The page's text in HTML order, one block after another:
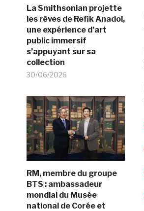
La Smithsonian projette
les rêves de Refik Anadol,
une expérience d’art
public immersif
s’appuyant sur sa
collection
30/06/2026
RM, membre du groupe
BTS : ambassadeur
mondial du Musée
national de Corée et